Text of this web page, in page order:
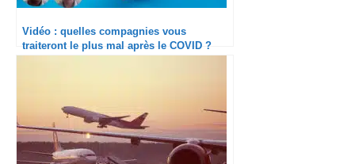
Vidéo : quelles compagnies vous
traiteront le plus mal après le COVID ?